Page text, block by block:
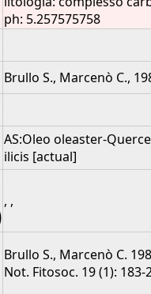
ph: 5.257575758
Brullo S., Marcenò C.,
AS:Oleo oleaster-
ilicis [actual]
, ,
Brullo S., Marcenò C.
Not. Fitosoc. 19 (1): 183-